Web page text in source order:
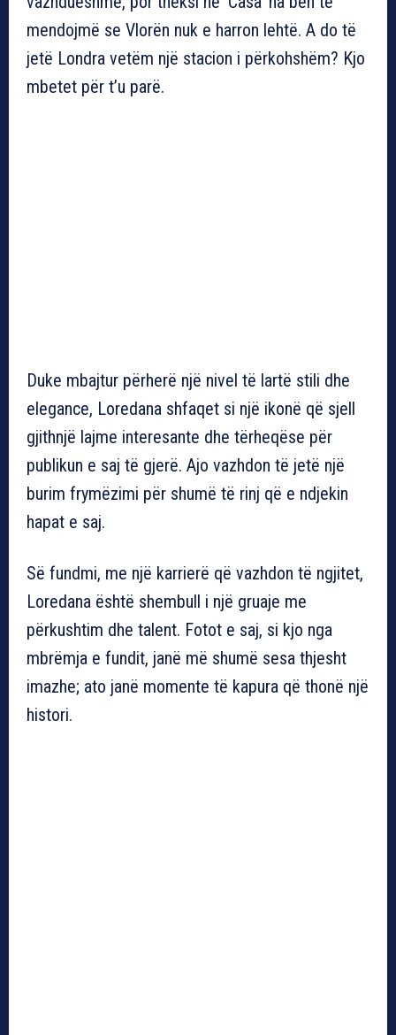
mendojmë se Vlorën nuk e harron lehtë. A do të
jetë Londra vetëm një stacion i përkohshëm? Kjo
mbetet për t’u parë.
Duke mbajtur përherë një nivel të lartë stili dhe
elegance, Loredana shfaqet si një ikonë që sjell
gjithnjë lajme interesante dhe tërheqëse për
publikun e saj të gjerë. Ajo vazhdon të jetë një
burim frymëzimi për shumë të rinj që e ndjekin
hapat e saj.
Së fundmi, me një karrierë që vazhdon të ngjitet,
Loredana është shembull i një gruaje me
përkushtim dhe talent. Fotot e saj, si kjo nga
mbrëmja e fundit, janë më shumë sesa thjesht
imazhe; ato janë momente të kapura që thonë një
histori.